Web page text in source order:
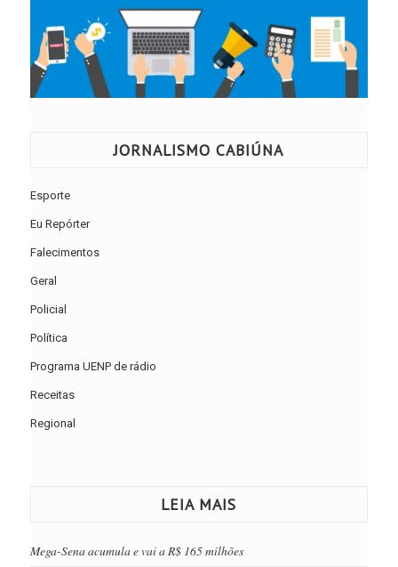
JORNALISMO CABIÚNA
Esporte
Eu Repórter
Falecimentos
Geral
Policial
Política
Programa UENP de rádio
Receitas
Regional
LEIA MAIS
Mega-Sena acumula e vai a R$ 165 milhões